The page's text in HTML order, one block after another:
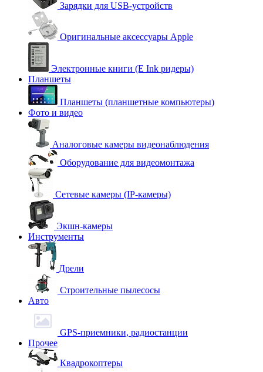
Зарядки для USB-устройств
Оригинальные аксессуары Apple
Электронные книги (E Ink ридеры)
Планшеты
Планшеты (планшетные компьютеры)
Фото и видео
Аналоговые камеры видеонаблюдения
Оборудование для видеомонтажа
Сетевые камеры (IP-камеры)
Экшн-камеры
Инструменты
Дрели
Строительные пылесосы
Авто
GPS-приемники, радиостанции
Прочее
Квадрокоптеры